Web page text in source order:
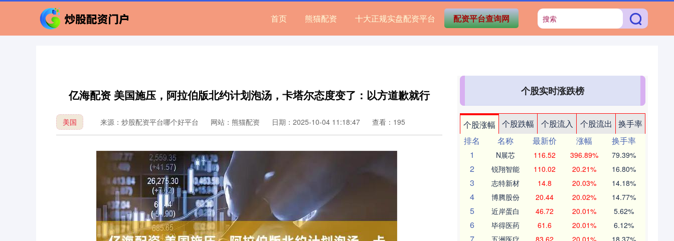
首页 熊猫配资 十大正规实盘配资平台 配资平台查询网
亿海配资 美国施压，阿拉伯版北约计划泡汤，卡塔尔态度变了：以方道歉就行
美国 来源：炒股配资平台哪个好平台 网站：熊猫配资 日期：2025-10-04 11:18:47 查看：195
个股实时涨跌榜
个股涨幅 个股跌幅 个股流入 个股流出
换手率
排名
名称 最新价 涨幅
换手率
1
N展芯 116.52 396.89% 79.39%
2 锐翔智能 110.02 20.21% 16.80%
3 志特新材 14.8 20.03% 14.18%
4 博腾股份 20.44 20.02% 14.77%
5 近岸蛋白 46.72 20.01% 5.62%
6 毕得医药 61.6 20.01% 6.12%
五洲医疗 83.62 20.01% 18.37%